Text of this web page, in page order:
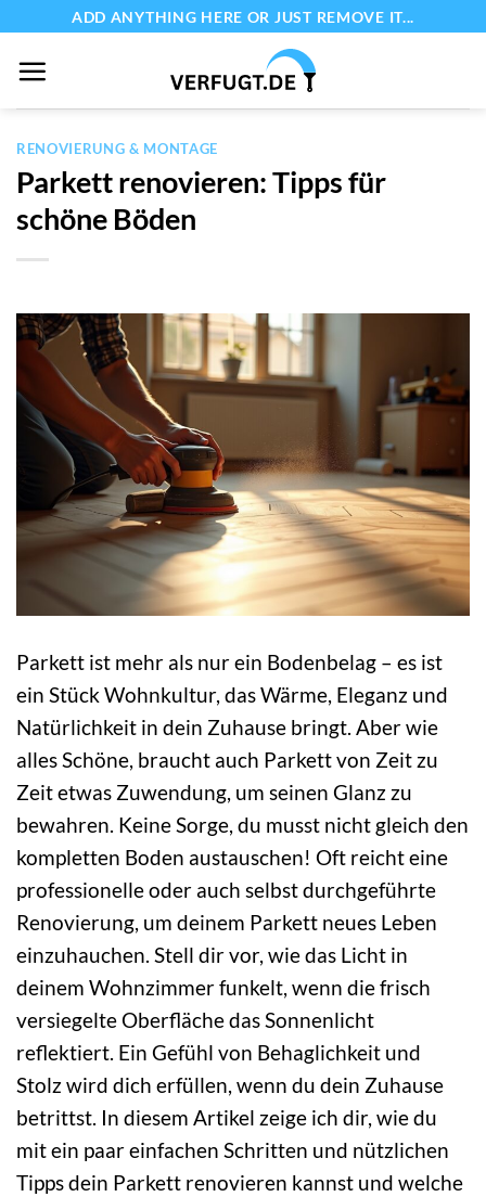
springen
ADD ANYTHING HERE OR JUST REMOVE IT...
RENOVIERUNG & MONTAGE
Parkett renovieren: Tipps für
schöne Böden
Parkett ist mehr als nur ein Bodenbelag – es ist
ein Stück Wohnkultur, das Wärme, Eleganz und
Natürlichkeit in dein Zuhause bringt. Aber wie
alles Schöne, braucht auch Parkett von Zeit zu
Zeit etwas Zuwendung, um seinen Glanz zu
bewahren. Keine Sorge, du musst nicht gleich den
kompletten Boden austauschen! Oft reicht eine
professionelle oder auch selbst durchgeführte
Renovierung, um deinem Parkett neues Leben
einzuhauchen. Stell dir vor, wie das Licht in
deinem Wohnzimmer funkelt, wenn die frisch
versiegelte Oberfläche das Sonnenlicht
reflektiert. Ein Gefühl von Behaglichkeit und
Stolz wird dich erfüllen, wenn du dein Zuhause
betrittst. In diesem Artikel zeige ich dir, wie du
mit ein paar einfachen Schritten und nützlichen
Tipps dein Parkett renovieren kannst und welche